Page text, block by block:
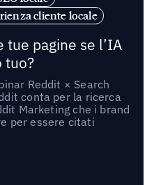
cliente locale
pagine se l’IA
tuo?
Reddit × Search
conta per la ricerca
Marketing che i brand
per essere citati